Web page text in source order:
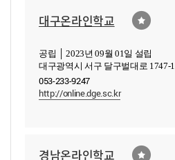
대구온라인학교
공립 │ 2023년 09월 01일 설립
대구광역시 서구 달구벌대로 1747-1
053-233-9247
http://online.dge.sc.kr
경남온라인학교